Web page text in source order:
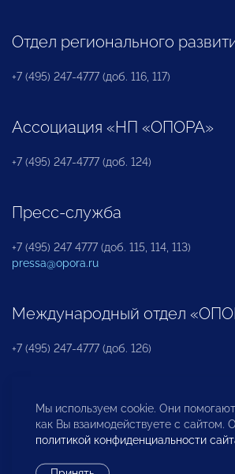
Отдел регионального
+7 (495) 247-4777 (доб. 116, 117)
Ассоциация «НП «ОПОРА»
+7 (495) 247-4777 (доб. 124)
Пресс-служба
+7 (495) 247 4777 (доб. 115, 114, 113)
pressa@opora.ru
Международный отдел
+7 (495) 247-4777 (доб. 126)
Бюро по защите прав
инвесторов
Мы используем cookie. Они помогают
как Вы взаимодействуете с сайтом.
политикой конфиденциальности